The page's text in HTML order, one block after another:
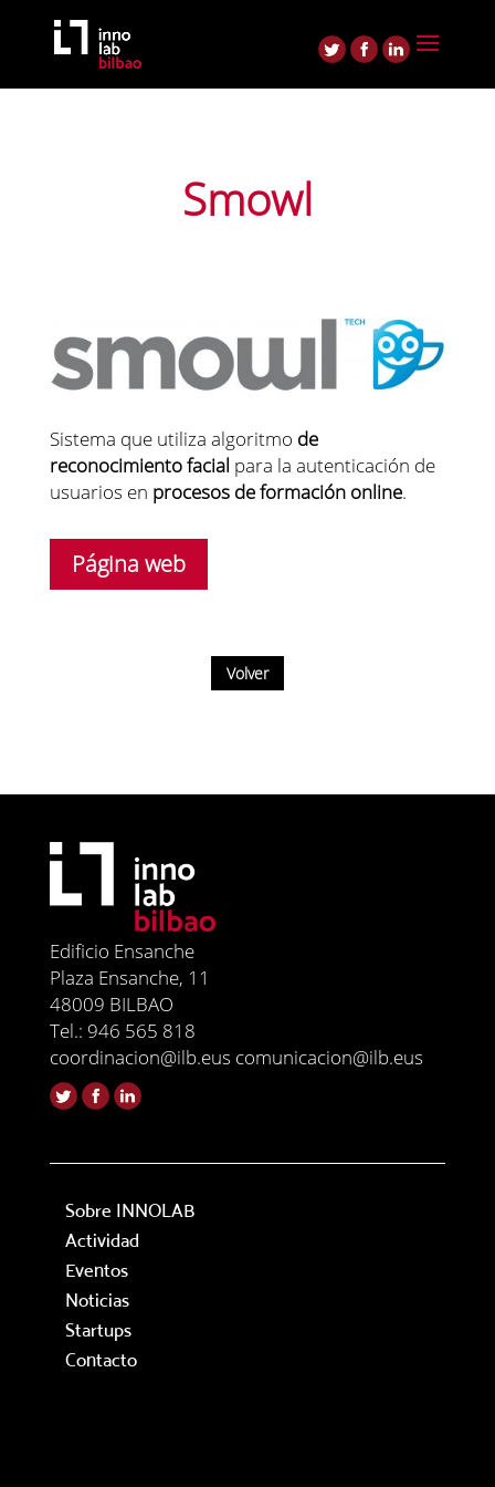
Smowl
Sistema que utiliza algoritmo de
reconocimiento facial para la autenticación de
usuarios en procesos de formación online.
Página web
Volver
Edificio Ensanche
Plaza Ensanche, 11
48009 BILBAO
Tel.: 946 565 818
coordinacion@ilb.eus comunicacion@ilb.eus
Sobre INNOLAB
Actividad
Eventos
Noticias
Startups
Contacto